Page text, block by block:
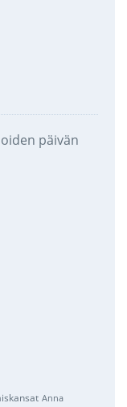
päivän
Anna